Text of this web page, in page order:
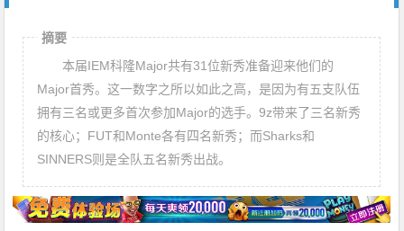
摘要
本届IEM科隆Major共有31位新秀准备迎来他们的
Major首秀。这一数字之所以如此之高，是因为有五支队伍
拥有三名或更多首次参加Major的选手。9z带来了三名新秀
的核心；FUT和Monte各有四名新秀；而Sharks和
SINNERS则是全队五名新秀出战。